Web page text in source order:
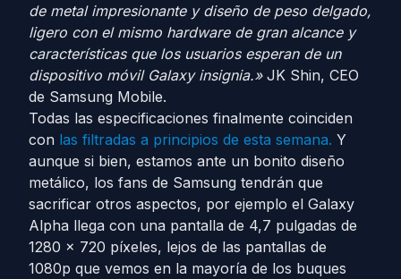
de metal impresionante y diseño de peso delgado,
ligero con el mismo hardware de gran alcance y
características que los usuarios esperan de un
dispositivo móvil Galaxy insignia.»JK Shin, CEO
de Samsung Mobile.
Todas las especificaciones finalmente coinciden
con las filtradas a principios de esta semana. Y
aunque si bien, estamos ante un bonito diseño
metálico, los fans de Samsung tendrán que
sacrificar otros aspectos, por ejemplo el Galaxy
Alpha llega con una pantalla de 4,7 pulgadas de
1280 x 720 píxeles, lejos de las pantallas de
1080p que vemos en la mayoría de los buques